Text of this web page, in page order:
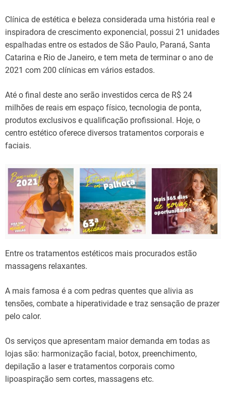
Clínica de estética e beleza considerada uma história real e
inspiradora de crescimento exponencial, possui 21 unidades
espalhadas entre os estados de São Paulo, Paraná, Santa
Catarina e Rio de Janeiro, e tem meta de terminar o ano de
2021 com 200 clínicas em vários estados.
Até o final deste ano serão investidos cerca de R$ 24
milhões de reais em espaço físico, tecnologia de ponta,
produtos exclusivos e qualificação profissional. Hoje, o
centro estético oferece diversos tratamentos corporais e
faciais.
Entre os tratamentos estéticos mais procurados estão
massagens relaxantes.
A mais famosa é a com pedras quentes que alivia as
tensões, combate a hiperatividade e traz sensação de prazer
pelo calor.
Os serviços que apresentam maior demanda em todas as
lojas são: harmonização facial, botox, preenchimento,
depilação a laser e tratamentos corporais como
lipoaspiração sem cortes, massagens etc.